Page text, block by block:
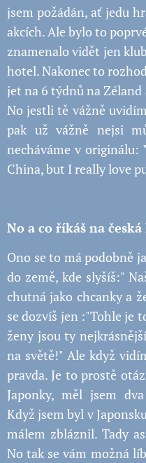
jsem požádán, ať jedu
akcích. Ale bylo to
znamenalo vidět jen
hotel. Nakonec to
jet na 6 týdnů na Zéland
No jestli tě vážně
pak už vážně nejsi
necháváme v originálu:
China, but I really love
No a co říkáš na
Ono se to má podobně
do země, kde slyšíš:"
chutná jako chcanky a
se dozvíš jen :"Tohle je
ženy jsou ty
na světě!" Ale když
pravda. Je to prostě
Japonky, měl jsem
Když jsem byl v
málem zbláznil. Tady
No tak se vám možná